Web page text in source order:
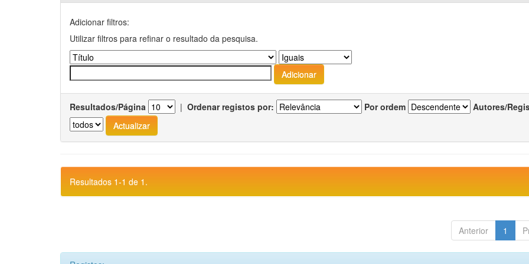
Adicionar filtros:
Utilizar filtros para refinar o resultado da pesquisa.
Resultados/Página | Ordenar registos por: Por ordem Autores/
Resultados 1-1 de 1.
Anterior 1